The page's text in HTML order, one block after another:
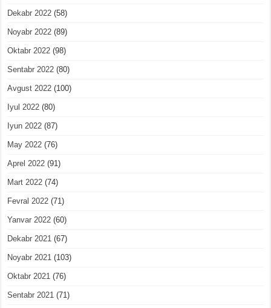
Dekabr 2022 (58)
Noyabr 2022 (89)
Oktabr 2022 (98)
Sentabr 2022 (80)
Avgust 2022 (100)
Iyul 2022 (80)
Iyun 2022 (87)
May 2022 (76)
Aprel 2022 (91)
Mart 2022 (74)
Fevral 2022 (71)
Yanvar 2022 (60)
Dekabr 2021 (67)
Noyabr 2021 (103)
Oktabr 2021 (76)
Sentabr 2021 (71)